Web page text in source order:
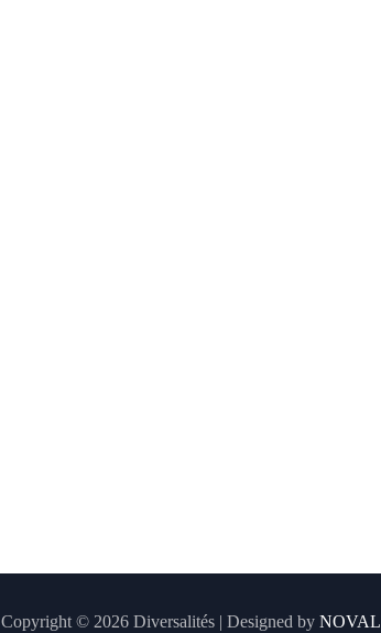
Copyright © 2026 Diversalités | Designed by